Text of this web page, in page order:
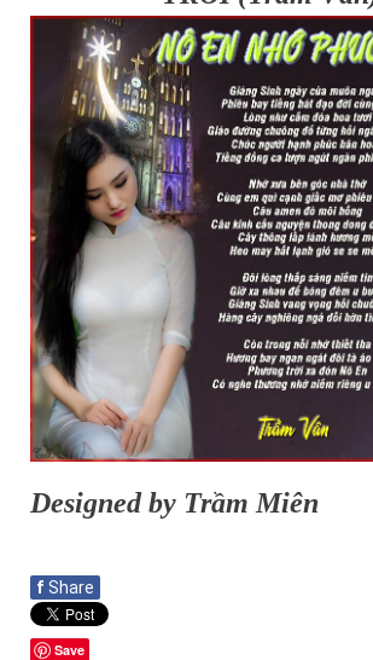
Designed by Trầm Miên
f Share
Save